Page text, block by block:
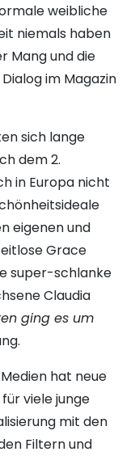
weibliche
niemals haben
Mang und die
im Magazin
sich lange
dem 2.
in Europa nicht
eigenen und
Grace
super-schlanke
Claudia
ging es um
hat neue
viele junge
mit den
Filtern und